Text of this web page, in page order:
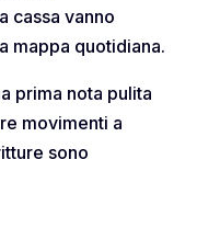
cassa vanno
mappa quotidiana.
prima nota pulita
movimenti a
sono